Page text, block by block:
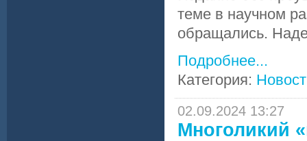
теме в научном
обращались.
Подробнее...
Категория:
02.09.2024 13:27
Многоликий